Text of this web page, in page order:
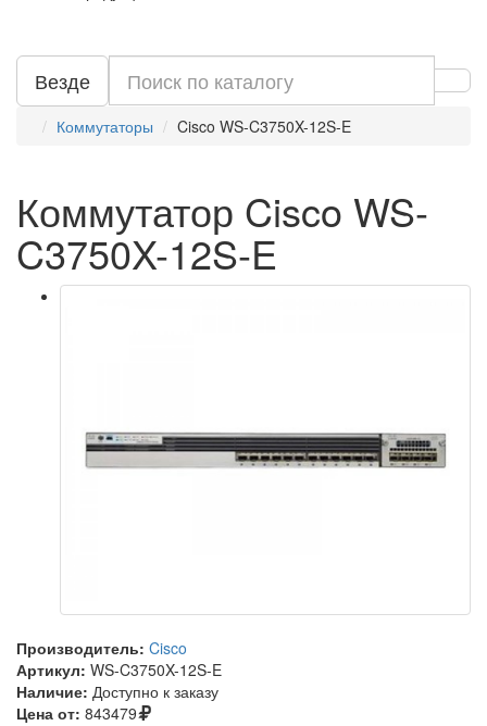
Везде
Коммутаторы Cisco WS-C3750X-12S-E
Коммутатор Cisco WS-
C3750X-12S-E
Производитель: Cisco
Артикул: WS-C3750X-12S-E
Наличие: Доступно к заказу
Цена от: 843479